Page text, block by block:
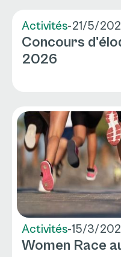
Activités-21/5/
Concours
2026
Activités-15/3/
Women Race